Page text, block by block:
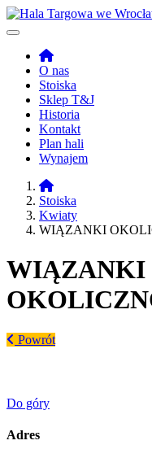
O nas
Stoiska
Sklep T&J
Historia
Kontakt
Plan hali
Wynajem
Stoiska
Kwiaty
WIĄZANKI
WIĄZANKI
Powrót
Do góry
Adres